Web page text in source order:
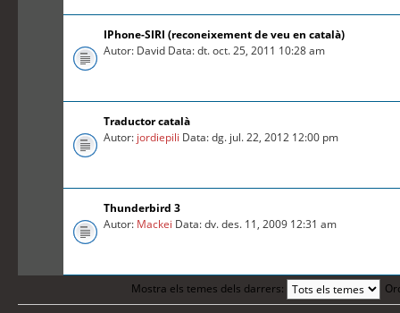
IPhone-SIRI (reconeixement de veu en català)
Autor: David Data: dt. oct. 25, 2011 10:28 am
Traductor català
Autor: jordiepili Data: dg. jul. 22, 2012 12:00 pm
Thunderbird 3
Autor: Mackei Data: dv. des. 11, 2009 12:31 am
Mostra els temes dels darrers: